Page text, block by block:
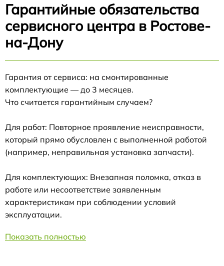
Гарантийные обязательства
сервисного центра в Ростове-
на-Дону
Гарантия от сервиса: на смонтированные
комплектующие — до 3 месяцев.
Что считается гарантийным случаем?
Для работ: Повторное проявление неисправности,
который прямо обусловлен с выполненной работой
(например, неправильная установка запчасти).
Для комплектующих: Внезапная поломка, отказ в
работе или несоответствие заявленным
характеристикам при соблюдении условий
эксплуатации.
Показать полностью